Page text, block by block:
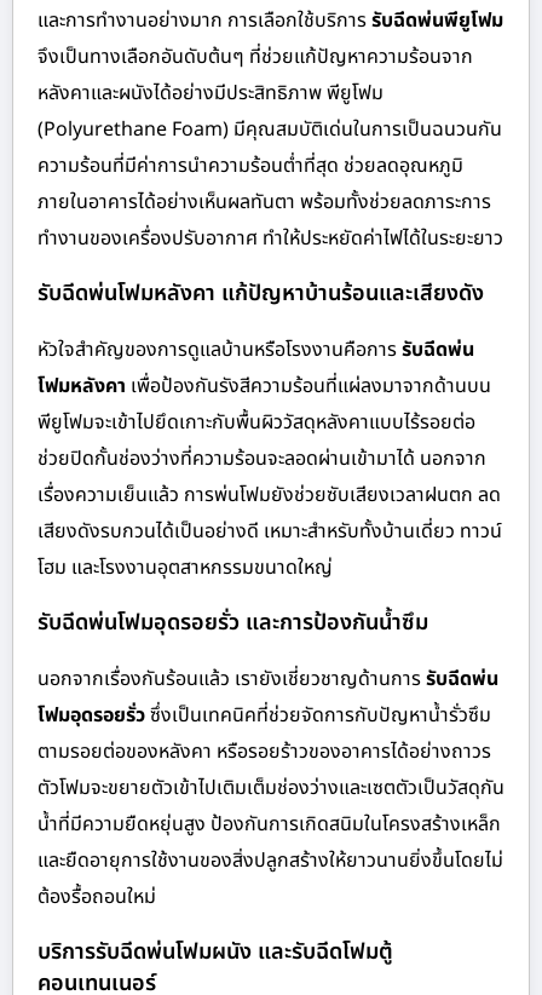
และการทำงานอย่างมาก การเลือกใช้บริการรับฉีดพ่นพียูโฟม
จึงเป็นทางเลือกอันดับต้นๆ ที่ช่วยแก้ปัญหาความร้อนจาก
หลังคาและผนังได้อย่างมีประสิทธิภาพ พียูโฟม
(Polyurethane Foam) มีคุณสมบัติเด่นในการเป็นฉนวนกัน
ความร้อนที่มีค่าการนำความร้อนต่ำที่สุด ช่วยลดอุณหภูมิ
ภายในอาคารได้อย่างเห็นผลทันตา พร้อมทั้งช่วยลดภาระการ
ทำงานของเครื่องปรับอากาศ ทำให้ประหยัดค่าไฟได้ในระยะยาว
รับฉีดพ่นโฟมหลังคา แก้ปัญหาบ้านร้อนและเสียงดัง
หัวใจสำคัญของการดูแลบ้านหรือโรงงานคือการรับฉีดพ่น
โฟมหลังคา เพื่อป้องกันรังสีความร้อนที่แผ่ลงมาจากด้านบน
พียูโฟมจะเข้าไปยึดเกาะกับพื้นผิววัสดุหลังคาแบบไร้รอยต่อ
ช่วยปิดกั้นช่องว่างที่ความร้อนจะลอดผ่านเข้ามาได้ นอกจาก
เรื่องความเย็นแล้ว การพ่นโฟมยังช่วยซับเสียงเวลาฝนตก ลด
เสียงดังรบกวนได้เป็นอย่างดี เหมาะสำหรับทั้งบ้านเดี่ยว ทาวน์
โฮม และโรงงานอุตสาหกรรมขนาดใหญ่
รับฉีดพ่นโฟมอุดรอยรั่ว และการป้องกันน้ำซึม
นอกจากเรื่องกันร้อนแล้ว เรายังเชี่ยวชาญด้านการรับฉีดพ่น
โฟมอุดรอยรั่วซึ่งเป็นเทคนิคที่ช่วยจัดการกับปัญหาน้ำรั่วซึม
ตามรอยต่อของหลังคา หรือรอยร้าวของอาคารได้อย่างถาวร
ตัวโฟมจะขยายตัวเข้าไปเติมเต็มช่องว่างและเซตตัวเป็นวัสดุกัน
น้ำที่มีความยืดหยุ่นสูง ป้องกันการเกิดสนิมในโครงสร้างเหล็ก
และยืดอายุการใช้งานของสิ่งปลูกสร้างให้ยาวนานยิ่งขึ้นโดยไม่
ต้องรื้อถอนใหม่
บริการรับฉีดพ่นโฟมผนัง และรับฉีดโฟมตู้
คอนเทนเนอร์